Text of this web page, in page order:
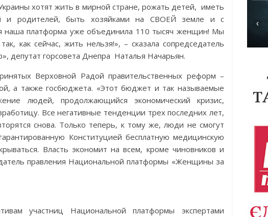
хотят жить в мирной стране, рожать детей, иметь
и родителей, быть хозяйками на СВОЕЙ земле и с
наша платформа уже объединила 110 тысяч женщин! Мы
как сейчас, жить нельзя!», – сказала сопредседатель
горсовета Днепра Наталья Начарьян.
Верховной Радой правительственных реформ –
а также госбюджета. «Этот бюджет и так называемые
людей, продолжающийся экономический кризис,
Все негативные тенденции трех последних лет,
снова. Только теперь, к тому же, люди не смогут
Конституцией бесплатную медицинскую
Власть экономит на всем, кроме чиновников и
правления Национальной платформы «Женщины за
участниц Национальной платформы экспертами
‹